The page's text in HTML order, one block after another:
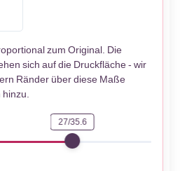
zum Original. Die
sich auf die Druckfläche - wir
Ränder über diese Maße
hinzu.
27/35.6